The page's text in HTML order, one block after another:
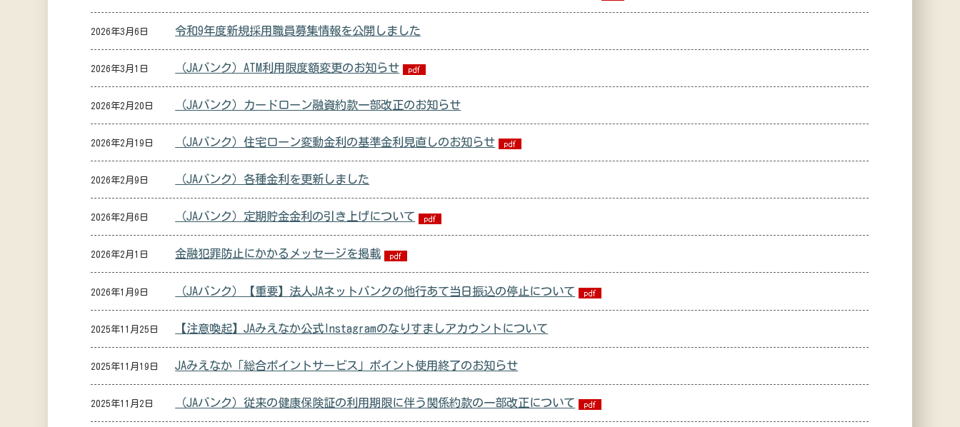
2026年3月6日 令和9年度新規採用職員募集情報を公開しました
2026年3月1日 （JAバンク）ATM利用限度額変更のお知らせ
2026年2月20日 （JAバンク）カードローン融資約款一部改正のお知らせ
2026年2月19日 （JAバンク）住宅ローン変動金利の基準金利見直しのお知らせ
2026年2月9日 （JAバンク）各種金利を更新しました
2026年2月6日 （JAバンク）定期貯金金利の引き上げについて
2026年2月1日 金融犯罪防止にかかるメッセージを掲載
2026年1月9日 （JAバンク）【重要】法人JAネットバンクの他行あて当日振込の停止について
2025年11月25日 【注意喚起】JAみえなか公式Instagramのなりすましアカウントについて
2025年11月19日 JAみえなか「総合ポイントサービス」ポイント使用終了のお知らせ
2025年11月2日 （JAバンク）従来の健康保険証の利用期限に伴う関係約款の一部改正について